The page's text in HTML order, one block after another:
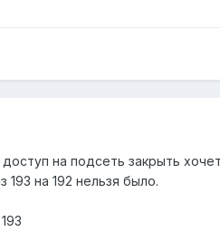
на подсеть закрыть
193 на 192 нельзя было.